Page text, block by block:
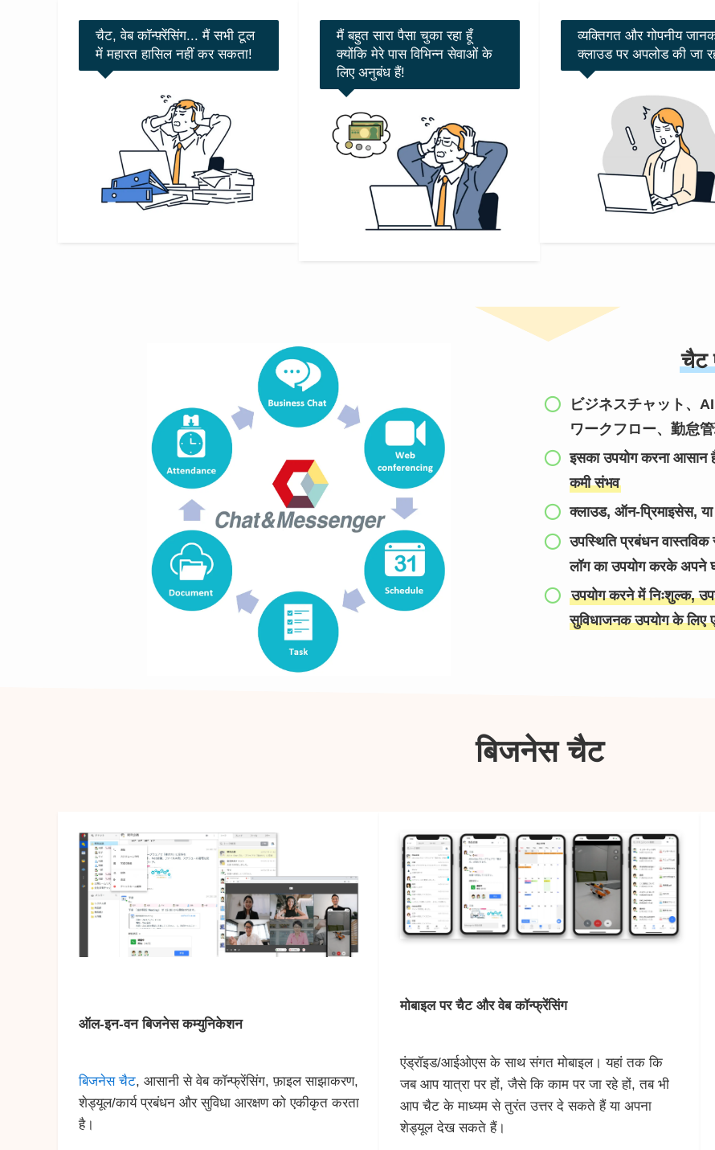
चैट, वेब कॉन्फ़्रेंसिंग... मैं सभी टूल
में महारत हासिल नहीं कर सकता!
मैं बहुत सारा पैसा चुका रहा हूँ
क्योंकि मेरे पास विभिन्न सेवाओं के
लिए अनुबंध हैं!
व्यक्तिगत और गोपनीय
क्लाउड पर अपलोड की जा
चैट
ビジネスチャット、
ワークフロー、勤怠
इसका उपयोग करना आसान
कमी संभव
क्लाउड, ऑन-प्रिमाइसेस, या
उपस्थिति प्रबंधन
लॉग का उपयोग करके अपने
उपयोग करने में निःशुल्क,
सुविधाजनक उपयोग के लिए
बिजनेस चैट
ऑल-इन-वन बिजनेस कम्युनिकेशन
बिजनेस चैट, आसानी से वेब कॉन्फ्रेंसिंग, फ़ाइल साझाकरण,
शेड्यूल/कार्य प्रबंधन और सुविधा आरक्षण को एकीकृत करता
है।
मोबाइल पर चैट और वेब कॉन्फ्रेंसिंग
एंड्रॉइड/आईओएस के साथ संगत मोबाइल। यहां तक कि
जब आप यात्रा पर हों, जैसे कि काम पर जा रहे हों, तब भी
आप चैट के माध्यम से तुरंत उत्तर दे सकते हैं या अपना
शेड्यूल देख सकते हैं।